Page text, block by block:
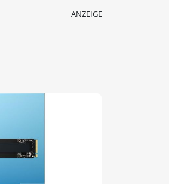
ANZEIGE